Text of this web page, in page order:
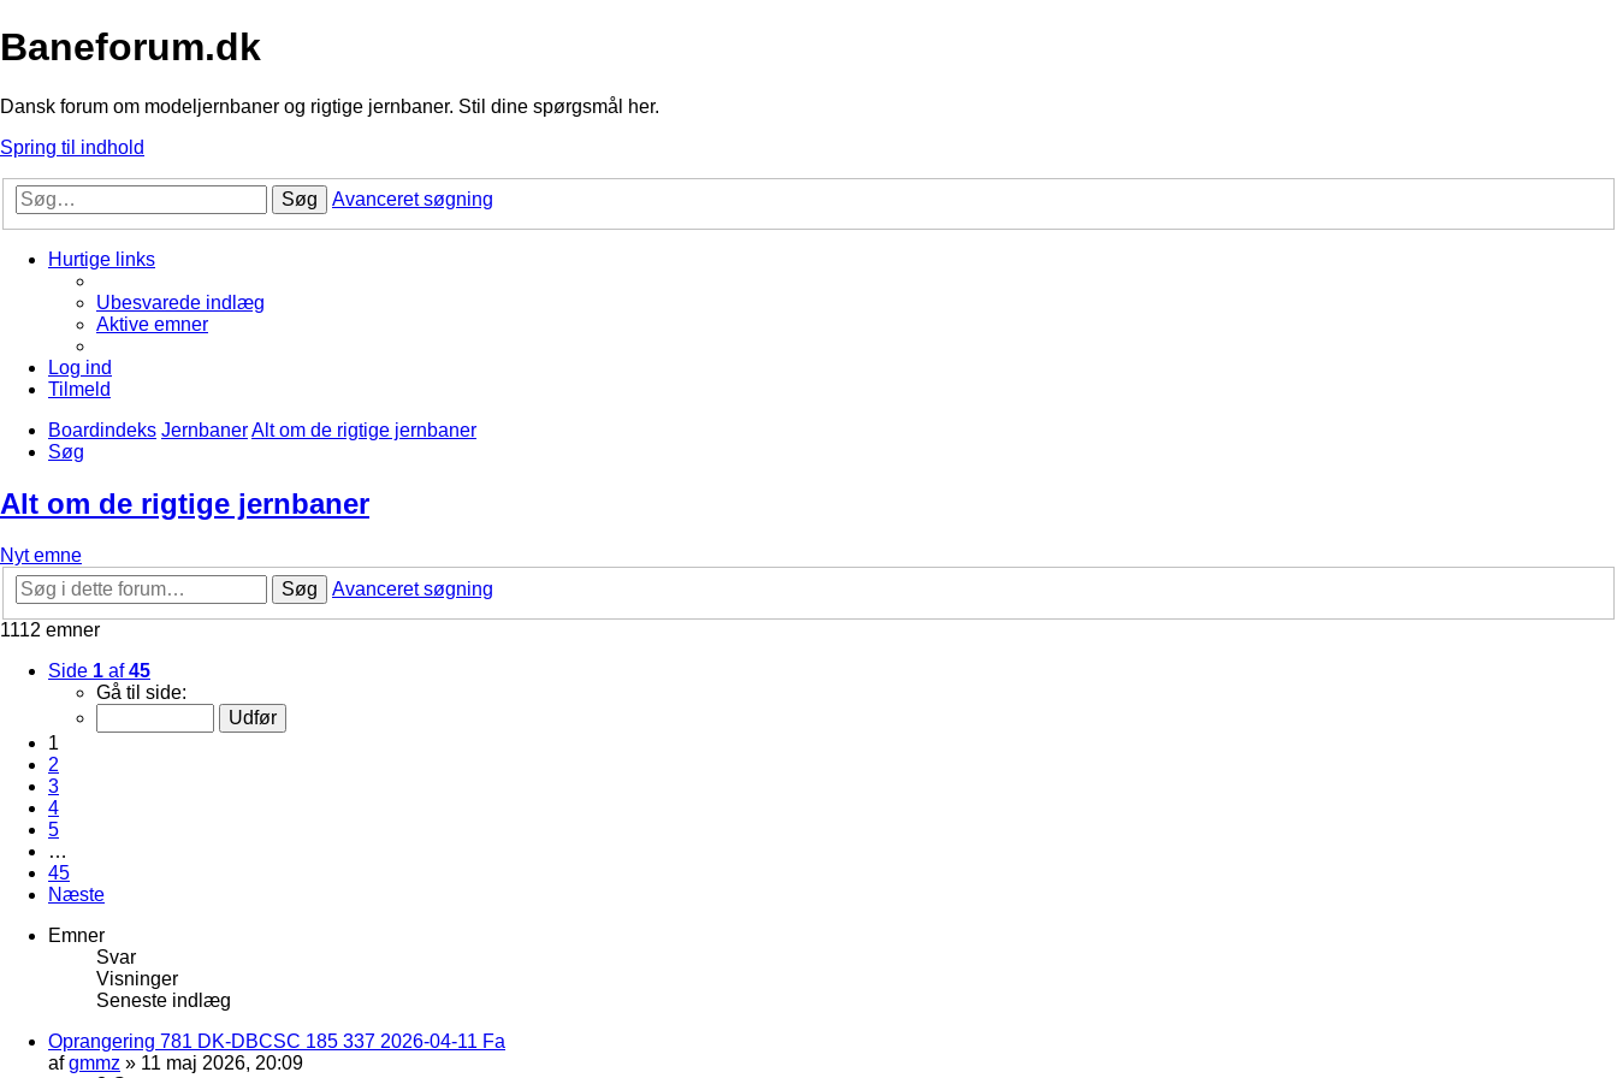
Baneforum.dk
Dansk forum om modeljernbaner og rigtige jernbaner. Stil dine spørgsmål her.
Spring til indhold
Søg Avanceret søgning
Hurtige links
Ubesvarede indlæg
Aktive emner
Log ind
Tilmeld
Boardindeks JernbanerAlt om de rigtige jernbaner
Søg
Alt om de rigtige jernbaner
Nyt emne
Søg
Avanceret søgning
1112 emner
Side 1 af45
Gå til side:
1
2
3
4
5
…
45
Næste
Emner
Svar
Visninger
Seneste indlæg
Oprangering 781 DK-DBCSC 185 337 2026-04-11 Fa
afgmmz » 11 maj 2026, 20:09